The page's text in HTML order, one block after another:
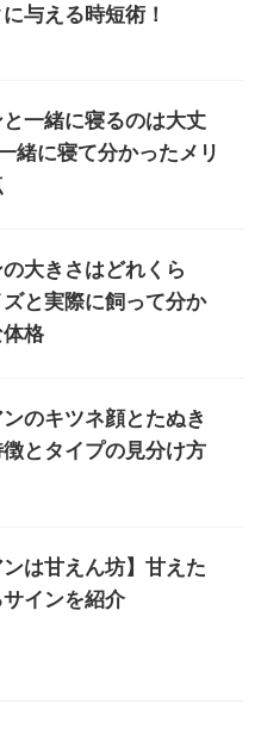
与える時短術！
一緒に寝るのは大丈
緒に寝て分かったメリ
大きさはどれくら
と実際に飼って分か
格
ンのキツネ顔とたぬき
とタイプの見分け方
ンは甘えん坊】甘えた
インを紹介